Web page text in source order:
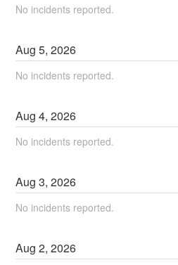
No incidents reported.
Aug5,2026
No incidents reported.
Aug4,2026
No incidents reported.
Aug3,2026
No incidents reported.
Aug2,2026